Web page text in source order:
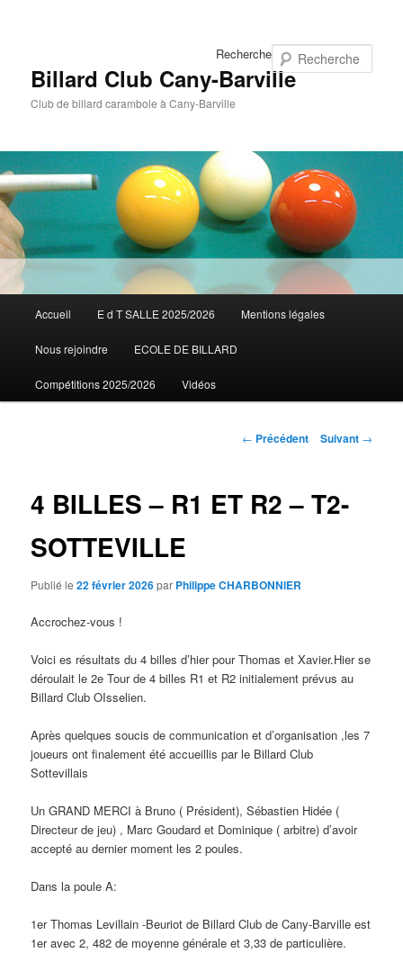
Billard Club Cany-Barville
Club de billard carambole à Cany-Barville
Recherche
principalAller
au
contenu
Accueil E d T SALLE 2025/2026 Mentions légales
Nous rejoindre ECOLE DE BILLARD
Compétitions 2025/2026 Vidéos
Navigation
← Précédent Suivant →
4 BILLES – R1 ET R2 – T2-
SOTTEVILLE
Publié le22 février 2026par Philippe CHARBONNIER
Accrochez-vous !
Voici es résultats du 4 billes d’hier pour Thomas et Xavier.Hier se
déroulait le 2e Tour de 4 billes R1 et R2 initialement prévus au
Billard Club OIsselien.
Après quelques soucis de communication et d’organisation ,les 7
joueurs ont finalement été accueillis par le Billard Club
Sottevillais
Un GRAND MERCI à Bruno ( Président), Sébastien Hidée (
Directeur de jeu) , Marc Goudard et Dominique ( arbitre) d’avoir
accepté au dernier moment les 2 poules.
Dans la poule A:
1er Thomas Levillain -Beuriot de Billard Club de Cany-Barville est
1er avec 2, 482 de moyenne générale et 3,33 de particulière.